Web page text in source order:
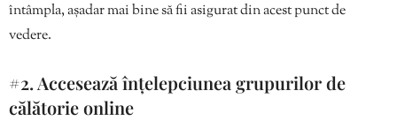
întâmpla, așadar mai bine să fii asigurat din acest punct de
vedere.
#2. Accesează înțelepciunea grupurilor de
călătorie online